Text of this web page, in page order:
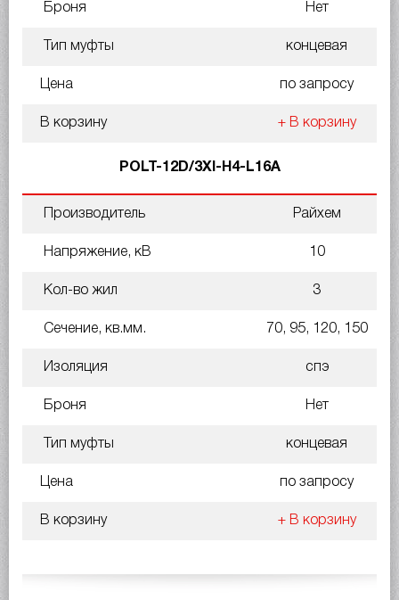
Броня Нет
Тип муфты концевая
Цена по запросу
В корзину + В корзину
POLT-12D/3XI-H4-L16A
Производитель Райхем
Напряжение, кВ 10
Кол-во жил 3
Сечение, кв.мм. 70, 95, 120, 150
Изоляция спэ
Броня Нет
Тип муфты концевая
Цена по запросу
В корзину + В корзину